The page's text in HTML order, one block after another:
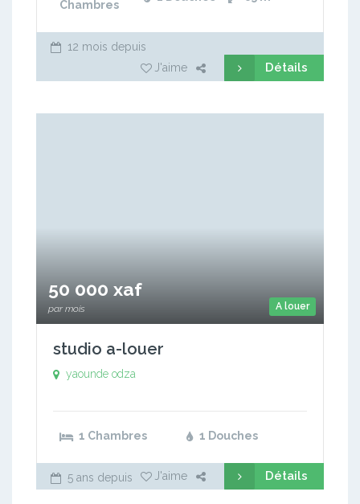
Chambres
12 mois depuis
J'aime
Détails
A louer
50 000 xaf
par mois
studio a-louer
yaounde odza
1 Chambres 1 Douches
5 ans depuis J'aime Détails